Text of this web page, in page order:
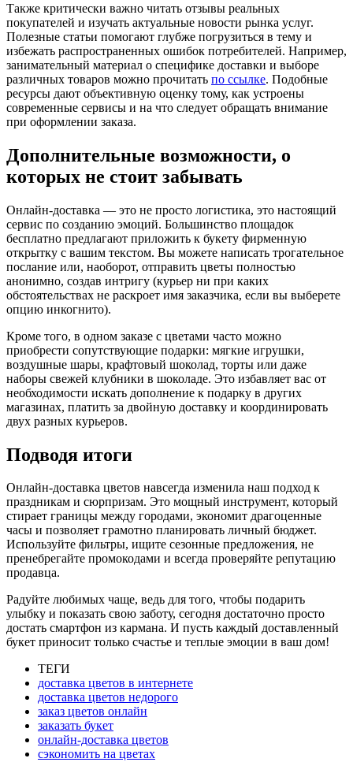
Также критически важно читать отзывы реальных
покупателей и изучать актуальные новости рынка услуг.
Полезные статьи помогают глубже погрузиться в тему и
избежать распространенных ошибок потребителей. Например,
занимательный материал о специфике доставки и выборе
различных товаров можно прочитать по ссылке. Подобные
ресурсы дают объективную оценку тому, как устроены
современные сервисы и на что следует обращать внимание
при оформлении заказа.
Дополнительные возможности, о
которых не стоит забывать
Онлайн-доставка — это не просто логистика, это настоящий
сервис по созданию эмоций. Большинство площадок
бесплатно предлагают приложить к букету фирменную
открытку с вашим текстом. Вы можете написать трогательное
послание или, наоборот, отправить цветы полностью
анонимно, создав интригу (курьер ни при каких
обстоятельствах не раскроет имя заказчика, если вы выберете
опцию инкогнито).
Кроме того, в одном заказе с цветами часто можно
приобрести сопутствующие подарки: мягкие игрушки,
воздушные шары, крафтовый шоколад, торты или даже
наборы свежей клубники в шоколаде. Это избавляет вас от
необходимости искать дополнение к подарку в других
магазинах, платить за двойную доставку и координировать
двух разных курьеров.
Подводя итоги
Онлайн-доставка цветов навсегда изменила наш подход к
праздникам и сюрпризам. Это мощный инструмент, который
стирает границы между городами, экономит драгоценные
часы и позволяет грамотно планировать личный бюджет.
Используйте фильтры, ищите сезонные предложения, не
пренебрегайте промокодами и всегда проверяйте репутацию
продавца.
Радуйте любимых чаще, ведь для того, чтобы подарить
улыбку и показать свою заботу, сегодня достаточно просто
достать смартфон из кармана. И пусть каждый доставленный
букет приносит только счастье и теплые эмоции в ваш дом!
ТЕГИ
доставка цветов в интернете
доставка цветов недорого
заказ цветов онлайн
заказать букет
онлайн-доставка цветов
сэкономить на цветах